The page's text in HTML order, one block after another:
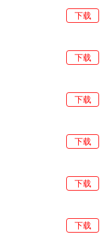
下载
下载
下载
下载
下载
下载